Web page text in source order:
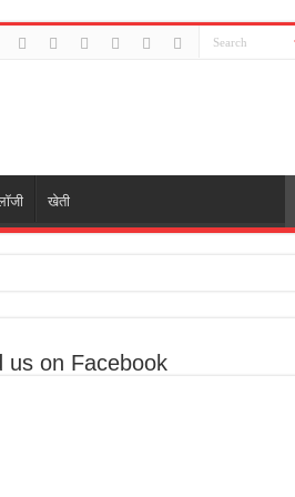
खेती
फ्लाइट होगी
us on Facebook